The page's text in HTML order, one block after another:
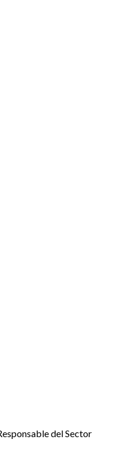
del Sector